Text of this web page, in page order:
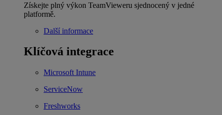
Získejte plný výkon TeamVieweru sjednocený v jedné
platformě.
Další informace
Klíčová integrace
Microsoft Intune
ServiceNow
Freshworks